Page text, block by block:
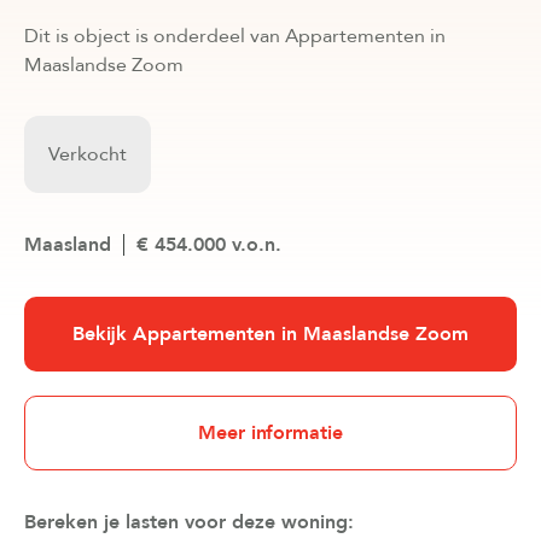
Dit is object is onderdeel van Appartementen in
Maaslandse Zoom
Verkocht
Maasland € 454.000 v.o.n.
Bekijk Appartementen in Maaslandse Zoom
Meer informatie
Bereken je lasten voor deze woning: